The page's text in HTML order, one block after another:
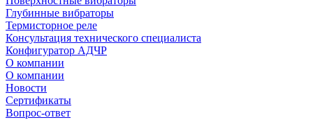
Глубинные вибраторы
Термисторное реле
Консультация технического специалиста
Конфигуратор АДЧР
О компании
О компании
Новости
Сертификаты
Вопрос-ответ